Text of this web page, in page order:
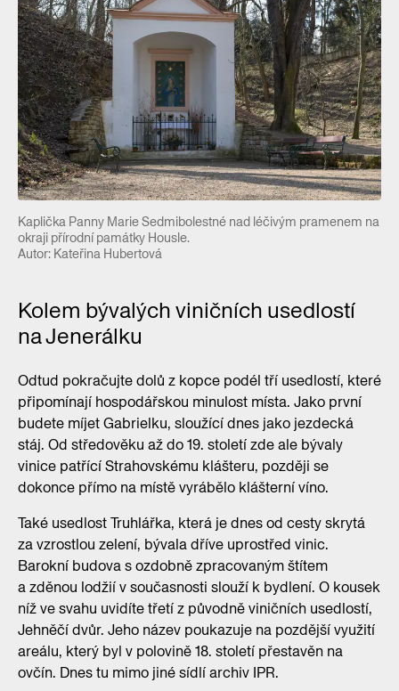
Kaplička Panny Marie Sedmibolestné nad léčivým pramenem na
okraji přírodní památky Housle.
Autor: Kateřina Hubertová
Kolem bývalých viničních usedlostí
na Jenerálku
Odtud pokračujte dolů z kopce podél tří usedlostí, které
připomínají hospodářskou minulost místa. Jako první
budete míjet Gabrielku, sloužící dnes jako jezdecká
stáj. Od středověku až do 19. století zde ale bývaly
vinice patřící Strahovskému klášteru, později se
dokonce přímo na místě vyrábělo klášterní víno.
Také usedlost Truhlářka, která je dnes od cesty skrytá
za vzrostlou zelení, bývala dříve uprostřed vinic.
Barokní budova s ozdobně zpracovaným štítem
a zděnou lodžií v současnosti slouží k bydlení. O kousek
níž ve svahu uvidíte třetí z původně viničních usedlostí,
Jehněčí dvůr. Jeho název poukazuje na pozdější využití
areálu, který byl v polovině 18. století přestavěn na
ovčín. Dnes tu mimo jiné sídlí archiv IPR.